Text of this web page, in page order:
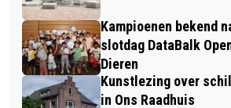
Kampioenen bekend
slotdag DataBalk
Dieren
Kunstlezing over
in Ons Raadhuis